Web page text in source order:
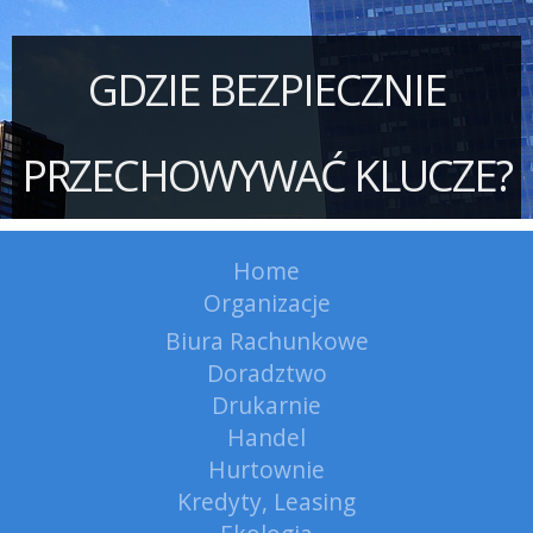
GDZIE BEZPIECZNIE
PRZECHOWYWAĆ KLUCZE?
Home
Organizacje
Biura Rachunkowe
Doradztwo
Drukarnie
Handel
Hurtownie
Kredyty, Leasing